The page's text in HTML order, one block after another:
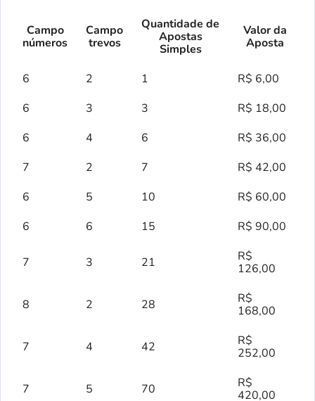
Campo
números
Campo
trevos
Quantidade de
Apostas
Simples
Valor da
Aposta
6 2 1
R$ 6,00
​6
3 3
R$ 18,00
6
4 6
R$ 36,00
7
2 7
R$ 42,00
6
5 10
R$ 60,00
6
6 15 R$ 90,00
7 3 21
R$
126,00
8 2 28
R$
168,00
7 4 42
R$
252,00
7 5 70
R$
420,00